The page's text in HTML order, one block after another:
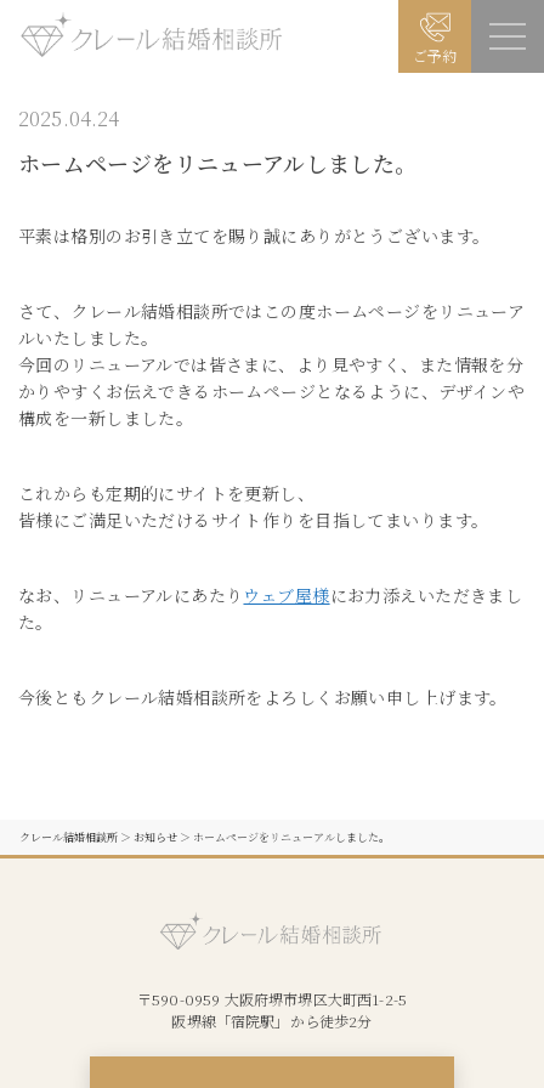
ご予約
2025.04.24
ホームページをリニューアルしました。
平素は格別のお引き立てを賜り誠にありがとうございます。
さて、クレール結婚相談所ではこの度ホームページをリニューア
ルいたしました。
今回のリニューアルでは皆さまに、より見やすく、また情報を分
かりやすくお伝えできるホームページとなるように、デザインや
構成を一新しました。
これからも定期的にサイトを更新し、
皆様にご満足いただけるサイト作りを目指してまいります。
なお、リニューアルにあたり ウェブ屋様にお力添えいただきまし
た。
今後ともクレール結婚相談所をよろしくお願い申し上げます。
クレール結婚相談所＞ お知らせ＞ ホームページをリニューアルしました。
〒590-0959 大阪府堺市堺区大町西1-2-5
阪堺線「宿院駅」から徒歩2分